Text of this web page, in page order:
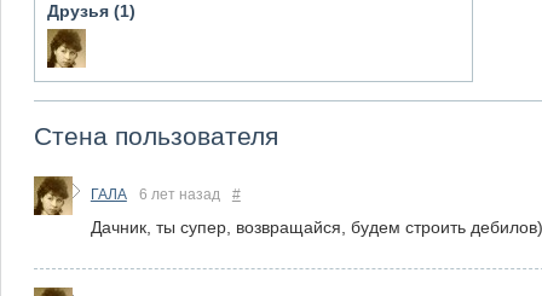
Друзья (1)
Стена пользователя
ГАЛА 6 лет назад #
Дачник, ты супер, возвращайся, будем строить